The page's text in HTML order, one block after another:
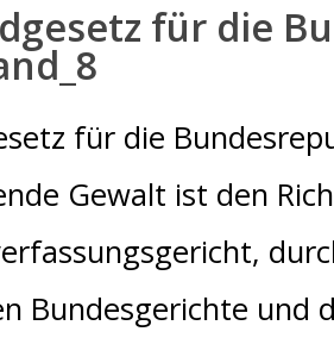
für die
für die
Gewalt ist den
Bundesgerichte und